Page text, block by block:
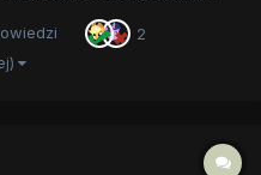
morały (np. chciwość jest
2